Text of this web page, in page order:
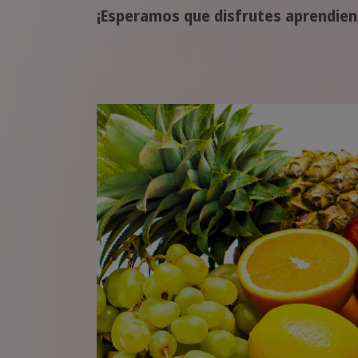
¡Esperamos que disfrutes